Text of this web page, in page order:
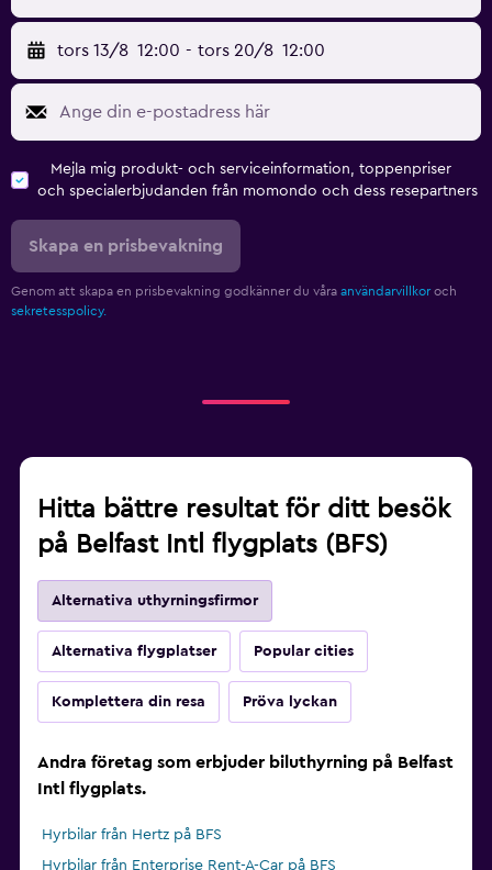
tors 13/8 12:00 - tors 20/8 12:00
Mejla mig produkt- och serviceinformation, toppenpriser
och specialerbjudanden från momondo och dess resepartners
Skapa en prisbevakning
Genom att skapa en prisbevakning godkänner du våra användarvillkor och
sekretesspolicy.
Hitta bättre resultat för ditt besök
på Belfast Intl flygplats (BFS)
Alternativa uthyrningsfirmor
Alternativa flygplatser Popular cities
Komplettera din resa Pröva lyckan
Andra företag som erbjuder biluthyrning på Belfast
Intl flygplats.
Hyrbilar från Hertz på BFS
Hyrbilar från Enterprise Rent-A-Car på BFS